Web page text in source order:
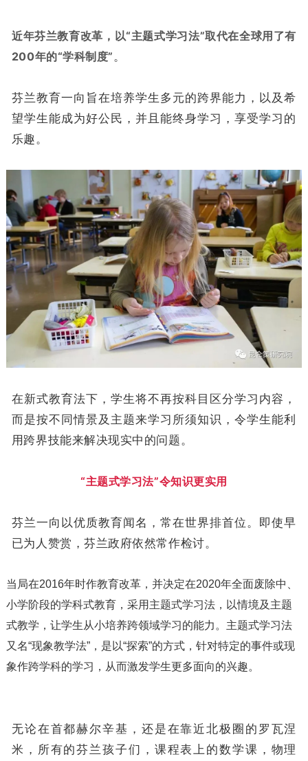
近年芬兰教育改革，以“主题式学习法”取代在全球用了有
200年的“学科制度”。
芬兰教育一向旨在培养学生多元的跨界能力，以及希
望学生能成为好公民，并且能终身学习，享受学习的
乐趣。
在新式教育法下，学生将不再按科目区分学习内容，
而是按不同情景及主题来学习所须知识，令学生能利
用跨界技能来解决现实中的问题。
“主题式学习法”令知识更实用
芬兰一向以优质教育闻名，常在世界排首位。即使早
已为人赞赏，芬兰政府依然常作检讨。
当局在2016年时作教育改革，并决定在2020年全面废除中、
小学阶段的学科式教育，采用主题式学习法，以情境及主题
式教学，让学生从小培养跨领域学习的能力。主题式学习法
又名“现象教学法”，是以“探索”的方式，针对特定的事件或现
象作跨学科的学习，从而激发学生更多面向的兴趣。
无论在首都赫尔辛基，还是在靠近北极圈的罗瓦涅
米，所有的芬兰孩子们，课程表上的数学课，物理